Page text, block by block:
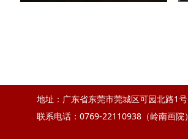
地址：广东省东莞市莞城区可园北路1号
联系电话：0769-22110938（岭南画院）